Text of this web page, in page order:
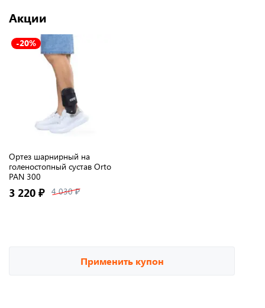
Акции
-20%
Ортез шарнирный на
голеностопный сустав Orto
PAN 300
3 220 ₽ 4 030 ₽
Применить купон